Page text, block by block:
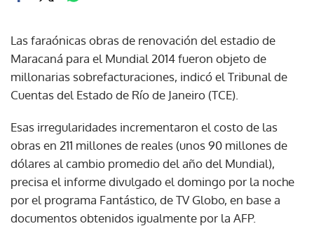
Las faraónicas obras de renovación del estadio de
Maracaná para el Mundial 2014 fueron objeto de
millonarias sobrefacturaciones, indicó el Tribunal de
Cuentas del Estado de Río de Janeiro (TCE).
Esas irregularidades incrementaron el costo de las
obras en 211 millones de reales (unos 90 millones de
dólares al cambio promedio del año del Mundial),
precisa el informe divulgado el domingo por la noche
por el programa Fantástico, de TV Globo, en base a
documentos obtenidos igualmente por la AFP.